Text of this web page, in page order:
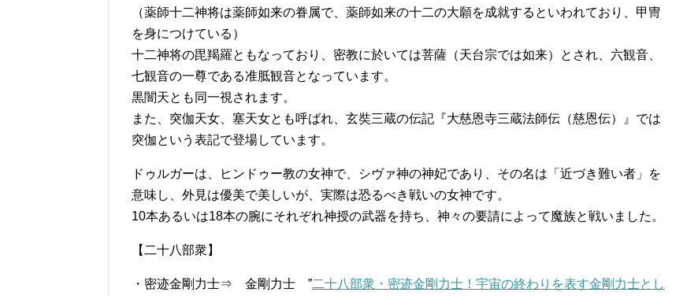
（薬師十二神将は薬師如来の眷属で、薬師如来の十二の大願を成就するといわれており、甲冑
を身につけている）
十二神将の毘羯羅ともなっており、密教に於いては菩薩（天台宗では如来）とされ、六観音、
七観音の一尊である准胝観音となっています。
黒闇天とも同一視されます。
また、突伽天女、塞天女とも呼ばれ、玄奘三蔵の伝記『大慈恩寺三蔵法師伝（慈恩伝）』では
突伽という表記で登場しています。
ドゥルガーは、ヒンドゥー教の女神で、シヴァ神の神妃であり、その名は「近づき難い者」を
意味し、外見は優美で美しいが、実際は恐るべき戦いの女神です。
10本あるいは18本の腕にそれぞれ神授の武器を持ち、神々の要請によって魔族と戦いました。
【二十八部衆】
・密迹金剛力士⇒ 金剛力士 ”二十八部衆・密迹金剛力士！宇宙の終わりを表す金剛力士とし